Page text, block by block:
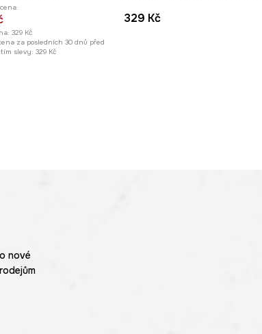
329 Kč
za posledních 30 dnů před
slevy: 329 Kč
329 Kč
nové